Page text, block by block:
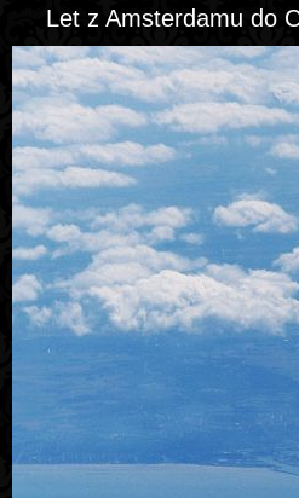
Let z Amsterdamu do